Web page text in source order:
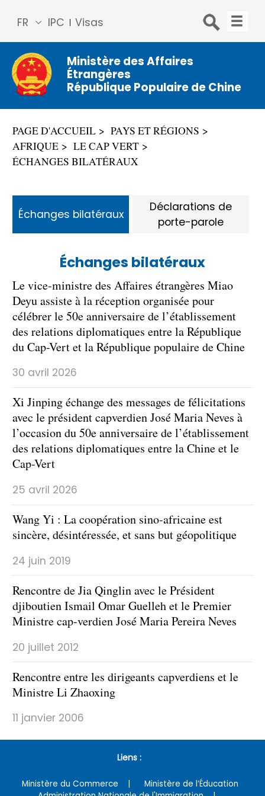
IPC Visas
FR
简体
中文
Engli
sh
Русс
Espa
ñol
Ministère des Affaires
Étrangères
République Populaire de Chine
PAGE D'ACCUEIL
PAYS ET RÉGIONS
AFRIQUE
LE CAP VERT
ÉCHANGES BILATÉRAUX
Échanges bilatéraux
Le vice-ministre des Affaires étrangères Miao
Deyu assiste à la réception organisée pour
célébrer le 50e anniversaire de l’établissement
des relations diplomatiques entre la République
du Cap-Vert et la République populaire de Chine
30 avril 2026
Xi Jinping échange des messages de félicitations
avec le président capverdien José Maria Neves à
l’occasion du 50e anniversaire de l’établissement
des relations diplomatiques entre la Chine et le
Cap-Vert
25 avril 2026
Wang Yi : La coopération sino-africaine est
sincère, désintéressée, et sans but géopolitique
24 juin 2019
Rencontre de Jia Qinglin avec le Président
djiboutien Ismail Omar Guelleh et le Premier
Ministre cap-verdien José Maria Pereira Neves
20 juillet 2012
Rencontre entre les dirigeants capverdiens et le
Ministre Li Zhaoxing
11 janvier 2006
Échanges bilatéraux
Déclarations de
porte-parole
Liens :
Ministère du Commerce
Ministère de l’Éducation